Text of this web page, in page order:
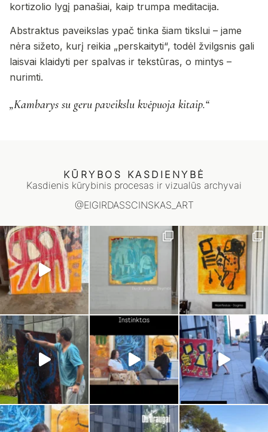
kortizolio lygį panašiai, kaip trumpa meditacija.
Abstraktus paveikslas ypač tinka šiam tikslui – jame
nėra sižeto, kurį reikia „perskaityti“, todėl žvilgsnis gali
laisvai klaidyti per spalvas ir tekstūras, o mintys –
nurimti.
„Kambarys su geru paveikslu kvėpuoja kitaip.“
KŪRYBOS KASDIENYBĖ
Kasdienis kūrybinis procesas ir vizualūs archyvai
@EIGIRDASSCINSKAS_ART